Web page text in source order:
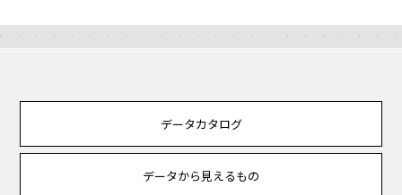
データカタログ
データから見えるもの